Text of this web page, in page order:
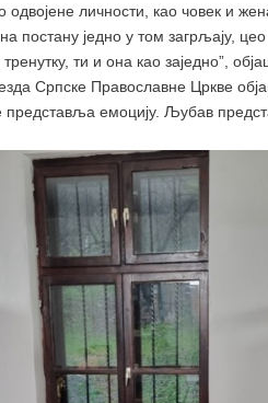
одвојене личности, као човек и
постану једно у том загрљају,
ти и она као заједно”,
Српске Православне Цркве
представља емоцију. Љубав